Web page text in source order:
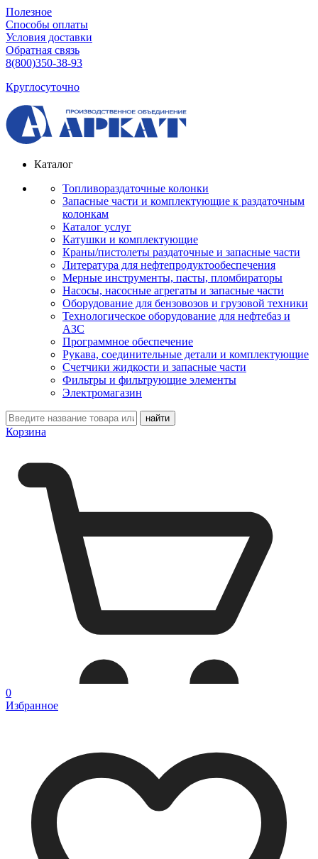
Полезное
Способы оплаты
Условия доставки
Обратная связь
8(800)350-38-93
Круглосуточно
Каталог
Топливораздаточные колонки
Запасные части и комплектующие к раздаточным
колонкам
Каталог услуг
Катушки и комплектующие
Краны/пистолеты раздаточные и запасные части
Литература для нефтепродуктообеспечения
Мерные инструменты, пасты, пломбираторы
Насосы, насосные агрегаты и запасные части
Оборудование для бензовозов и грузовой техники
Технологическое оборудование для нефтебаз и
АЗС
Программное обеспечение
Рукава, соединительные детали и комплектующие
Счетчики жидкости и запасные части
Фильтры и фильтрующие элементы
Электромагазин
Корзина
0
Избранное